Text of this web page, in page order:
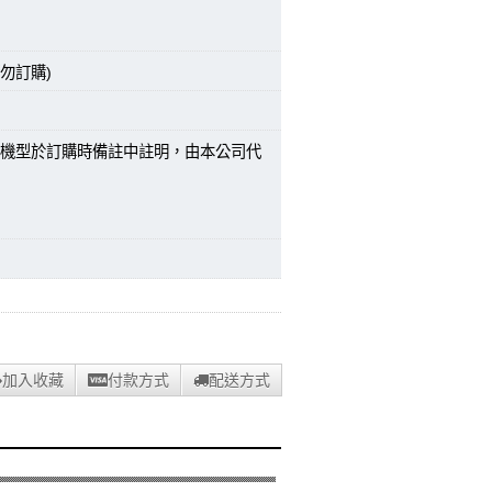
訂購)
型於訂購時備註中註明，由本公司代
加入收藏 付款方式 配送方式